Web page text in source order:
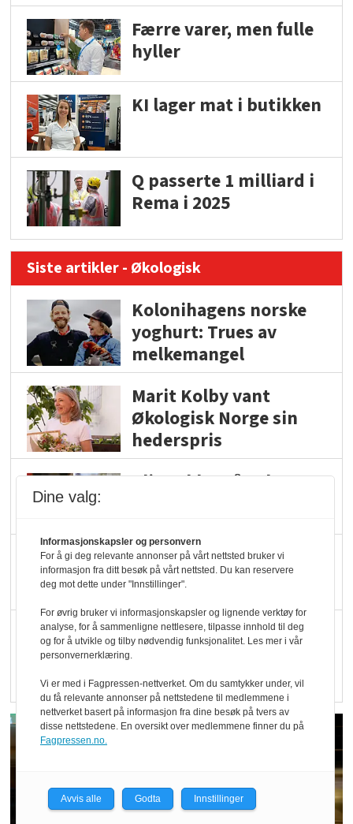
Færre varer, men fulle
hyller
KI lager mat i butikken
Q passerte 1 milliard i
Rema i 2025
Siste artikler - Økologisk
Kolonihagens norske
yoghurt: Trues av
melkemangel
Marit Kolby vant
Økologisk Norge sin
hederspris
Blir enklere å velge
Kolonihagen sliter
med å få tak i nok melk
Rapport: Økokundene
er klare! Er markedet
det?
Dine valg:
Informasjonskapsler og personvern
For å gi deg relevante annonser på vårt nettsted bruker vi
informasjon fra ditt besøk på vårt nettsted. Du kan reservere
deg mot dette under "Innstillinger".
For øvrig bruker vi informasjonskapsler og lignende verktøy for
analyse, for å sammenligne nettlesere, tilpasse innhold til deg
og for å utvikle og tilby nødvendig funksjonalitet. Les mer i vår
personvernerklæring.
Vi er med i Fagpressen-nettverket. Om du samtykker under, vil
du få relevante annonser på nettstedene til medlemmene i
nettverket basert på informasjon fra dine besøk på tvers av
disse nettstedene. En oversikt over medlemmene finner du på
Fagpressen.no.
Avvis alle Godta Innstillinger